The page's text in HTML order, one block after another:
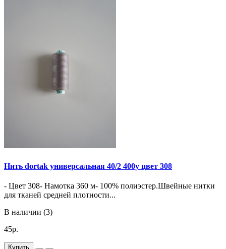
Нить dortak универсальная 40/2 400y цвет 308
- Цвет 308- Намотка 360 м- 100% полиэстер.Швейные нитки
для тканей средней плотности...
В наличии (3)
45р.
Купить